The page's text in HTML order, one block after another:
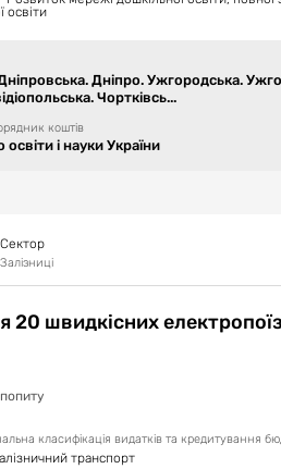
освіти
Дніпро. Ужгородська.
Чортківсь...
коштів
освіти і науки України
Сектор
Залізниці
20 швидкісних
класифікація видатків та кредитування
транспорт